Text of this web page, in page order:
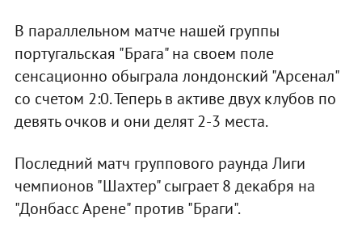
В параллельном матче нашей группы
португальская "Брага" на своем поле
сенсационно обыграла лондонский "Арсенал"
со счетом 2:0. Теперь в активе двух клубов по
девять очков и они делят 2-3 места.
Последний матч группового раунда Лиги
чемпионов "Шахтер" сыграет 8 декабря на
"Донбасс Арене" против "Браги".